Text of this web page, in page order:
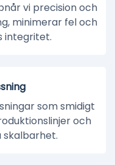
vi precision och
minimerar fel och
integritet.
som smidigt
och